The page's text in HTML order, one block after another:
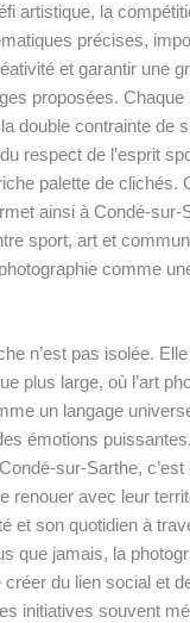
artistique, la
précises,
et garantir une
proposées. Chaque
double contrainte de
respect de l’esprit
palette de clichés.
ainsi à Condé-sur-
sport, art et
comme
n’est pas isolée.
plus large, où l’art
un langage
émotions
sur-Sarthe,
renouer avec leur
et son quotidien à
que jamais, la
créer du lien social et
initiatives souvent